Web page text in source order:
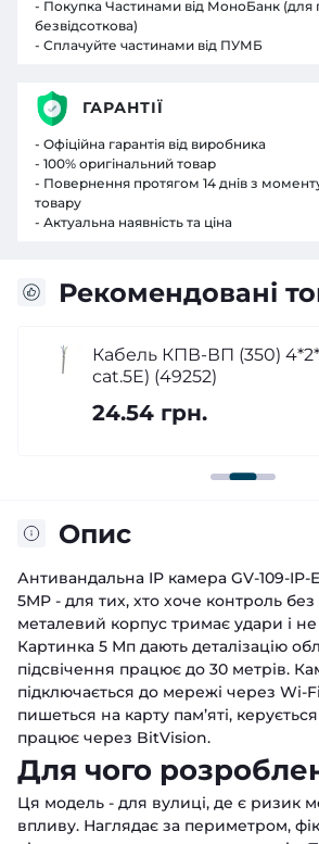
Рекомендовані
Кабель КПВ-ВП (350)
cat.5E) (49252)
24.54 грн.
Опис
Антивандальна IP камера GV-109-IP-
5MP - для тих, хто хоче контроль
металевий корпус тримає удари і не
Картинка 5 Мп дають деталізацію
підсвічення працює до 30 метрів.
підключається до мережі через Wi-
пишеться на карту пам’яті,
працює через BitVision.
Для чого
Ця модель - для вулиці, де є ризик
впливу. Наглядає за периметром,
- Покупка Частинами від МоноБанк (для
безвідсоткова)
- Сплачуйте частинами від ПУМБ
ГАРАНТІЇ
- Офіційна гарантія від виробника
- 100% оригінальний товар
- Повернення протягом 14 днів з
товару
- Актуальна наявність та ціна